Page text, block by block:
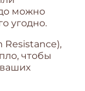
можно
угодно.
Resistance),
чтобы